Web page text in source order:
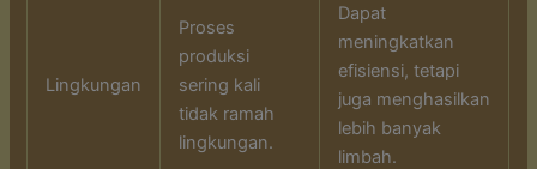
Lingkungan
Proses
produksi
sering kali
tidak ramah
lingkungan.
Dapat
meningkatkan
efisiensi, tetapi
juga menghasilkan
lebih banyak
limbah.